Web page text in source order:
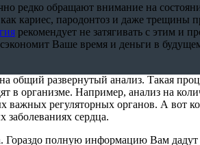
редко обращают внимание на
кариес, пародонтоз и даже трещины
рекомендует не затягивать с этим и
сэкономит Ваше время и деньги в
общий развернутый анализ. Такая
в организме. Например, анализ на
регуляторных органов. А вот
заболеваниях сердца.
Гораздо полную информацию Вам